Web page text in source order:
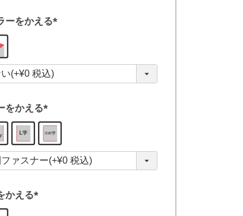
ーをかえる
須
)
をかえる
(
必
須
かえる